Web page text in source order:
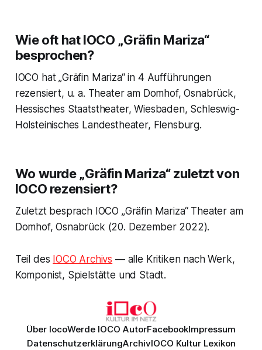
Wie oft hat IOCO „Gräfin Mariza“
besprochen?
IOCO hat „Gräfin Mariza“ in 4 Aufführungen
rezensiert, u. a. Theater am Domhof, Osnabrück,
Hessisches Staatstheater, Wiesbaden, Schleswig-
Holsteinisches Landestheater, Flensburg.
Wo wurde „Gräfin Mariza“ zuletzt von
IOCO rezensiert?
Zuletzt besprach IOCO „Gräfin Mariza“ Theater am
Domhof, Osnabrück (20. Dezember 2022).
Teil des IOCO Archivs — alle Kritiken nach Werk,
Komponist, Spielstätte und Stadt.
Über IocoWerde IOCO AutorFacebookImpressum
DatenschutzerklärungArchivIOCO Kultur Lexikon